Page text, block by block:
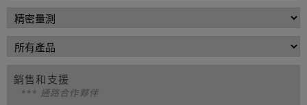
銷售和支援
*** 通路合作夥伴